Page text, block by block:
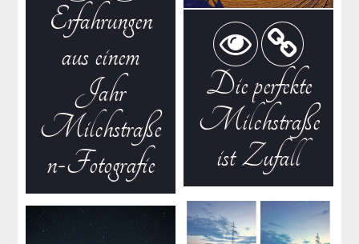
Erfahrungen
aus einem
Jahr
Milchstraße
n-Fotografie
Die perfekte
Milchstraße
ist Zufall